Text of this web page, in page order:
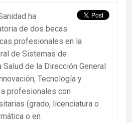
ha
de dos becas
profesionales en la
de Sistemas de
Salud de la Dirección General
Tecnología y
profesionales con
(grado, licenciatura o
o en